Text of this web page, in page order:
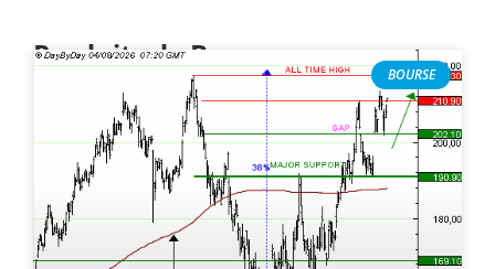
Produits de Bourse
BOURSE